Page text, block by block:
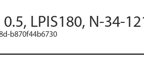
LPIS180, N-34-
b870f44b6730